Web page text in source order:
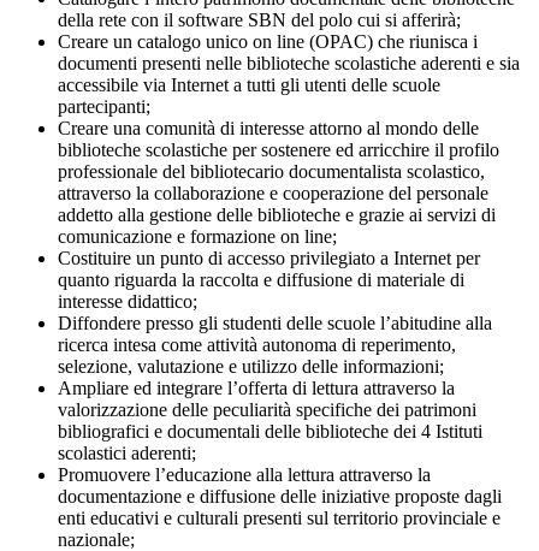
della rete con il software SBN del polo cui si afferirà;
Creare un catalogo unico on line (OPAC) che riunisca i
documenti presenti nelle biblioteche scolastiche aderenti e sia
accessibile via Internet a tutti gli utenti delle scuole
partecipanti;
Creare una comunità di interesse attorno al mondo delle
biblioteche scolastiche per sostenere ed arricchire il profilo
professionale del bibliotecario documentalista scolastico,
attraverso la collaborazione e cooperazione del personale
addetto alla gestione delle biblioteche e grazie ai servizi di
comunicazione e formazione on line;
Costituire un punto di accesso privilegiato a Internet per
quanto riguarda la raccolta e diffusione di materiale di
interesse didattico;
Diffondere presso gli studenti delle scuole l’abitudine alla
ricerca intesa come attività autonoma di reperimento,
selezione, valutazione e utilizzo delle informazioni;
Ampliare ed integrare l’offerta di lettura attraverso la
valorizzazione delle peculiarità specifiche dei patrimoni
bibliografici e documentali delle biblioteche dei 4 Istituti
scolastici aderenti;
Promuovere l’educazione alla lettura attraverso la
documentazione e diffusione delle iniziative proposte dagli
enti educativi e culturali presenti sul territorio provinciale e
nazionale;